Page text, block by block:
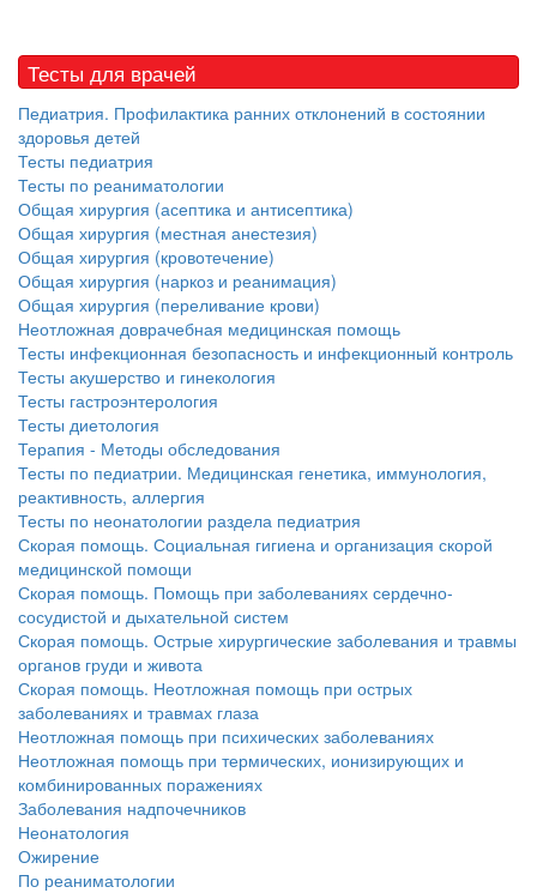
Тесты для врачей
Педиатрия. Профилактика ранних отклонений в состоянии
здоровья детей
Тесты педиатрия
Тесты по реаниматологии
Общая хирургия (асептика и антисептика)
Общая хирургия (местная анестезия)
Общая хирургия (кровотечение)
Общая хирургия (наркоз и реанимация)
Общая хирургия (переливание крови)
Неотложная доврачебная медицинская помощь
Тесты инфекционная безопасность и инфекционный контроль
Тесты акушерство и гинекология
Тесты гастроэнтерология
Тесты диетология
Терапия - Методы обследования
Тесты по педиатрии. Медицинская генетика, иммунология,
реактивность, аллергия
Тесты по неонатологии раздела педиатрия
Скорая помощь. Социальная гигиена и организация скорой
медицинской помощи
Скорая помощь. Помощь при заболеваниях сердечно-
сосудистой и дыхательной систем
Скорая помощь. Острые хирургические заболевания и травмы
органов груди и живота
Скорая помощь. Неотложная помощь при острых
заболеваниях и травмах глаза
Неотложная помощь при психических заболеваниях
Неотложная помощь при термических, ионизирующих и
комбинированных поражениях
Заболевания надпочечников
Неонатология
Ожирение
По реаниматологии